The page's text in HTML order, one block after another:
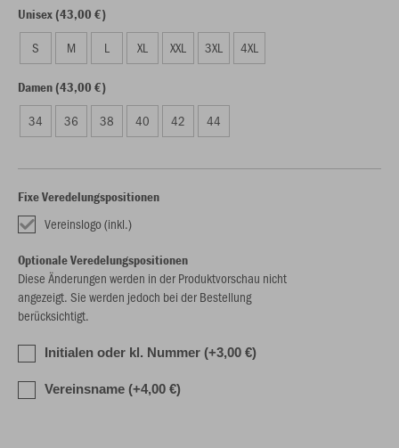
Unisex (43,00 €)
S M L XL XXL 3XL 4XL
Damen (43,00 €)
34 36 38 40 42 44
Fixe Veredelungspositionen
Vereinslogo (inkl.)
Optionale Veredelungspositionen
Diese Änderungen werden in der Produktvorschau nicht
angezeigt. Sie werden jedoch bei der Bestellung
berücksichtigt.
Initialen oder kl. Nummer (+3,00 €)
Vereinsname (+4,00 €)